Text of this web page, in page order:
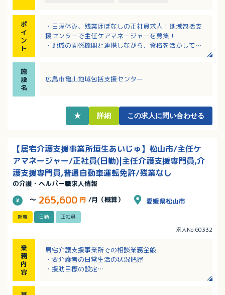
ポ
イ
ン
ト
・日曜休み、残業ほぼなしの正社員求人！地域包括支
援センターで主任ケアマネージャーを募集！
・地域の関係機関と連携しながら、資格を活かして高
す！
・月平均時間外労働は1時間と少なく、プライベートと
続による特別休暇もあります
・マイカー通勤可・駐車場完備で通勤手当は実費支給
施
設
名
広島市亀山地域包括支援センター
★ 詳細 この求人に問い合わせる
【居宅介護支援事業所垣生あいじゅ】松山市/主任ケ
アマネージャー/正社員(日勤)|主任介護支援専門員,介
護支援専門員,普通自動車運転免許/残業なし
の介護・ヘルパー職求人情報
～ 265,600 円 /月（概算） 愛媛県松山市
新着 日勤 正社員
求人No.60332
業
務
内
容
居宅介護支援事業所での相談業務全般
・要介護者の日常生活の状況把握
・援助目標の設定